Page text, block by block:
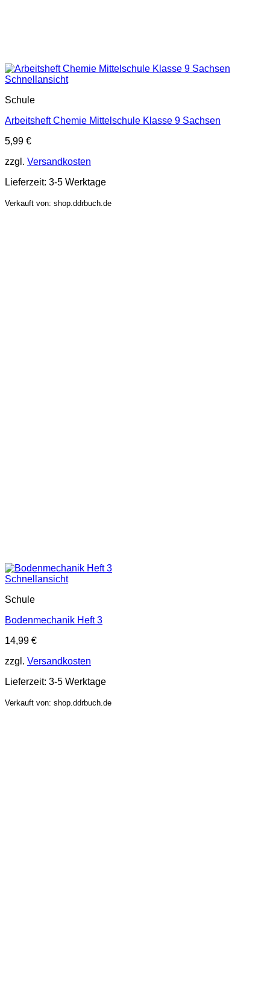
Schnellansicht
Schule
Arbeitsheft Chemie Mittelschule Klasse 9 Sachsen
5,99 €
zzgl. Versandkosten
Lieferzeit: 3-5 Werktage
Verkauft von: shop.ddrbuch.de
Schnellansicht
Schule
Bodenmechanik Heft 3
14,99 €
zzgl. Versandkosten
Lieferzeit: 3-5 Werktage
Verkauft von: shop.ddrbuch.de